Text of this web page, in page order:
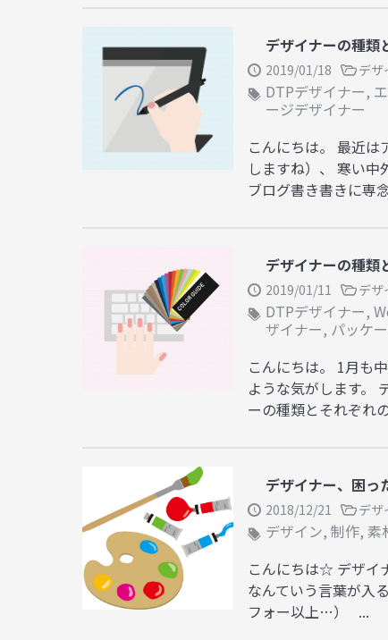
デザイナーの種類
2019/01/18 デザ
DTPデザイナー,
ージデザイナー
こんにちは。 最近
しますね）、 寒い
ブログ書き書きに専
デザイナーの種類
2019/01/11 デザ
DTPデザイナー,
ザイナー, パッケ
こんにちは。 1月も
ような気がします。
ーの種類とそれぞれ
デザイナー、困
2018/12/21 デザ
デザイン, 制作, 素
こんにちは☆ デザイ
なんていう言葉が入
フォー以上…） ...